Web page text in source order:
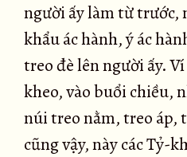
người ấy làm từ trước,
khẩu ác hành, ý ác
treo đè lên người ấy.
kheo, vào buổi chiều,
núi treo nằm, treo áp,
cũng vậy, này các Tỷ-